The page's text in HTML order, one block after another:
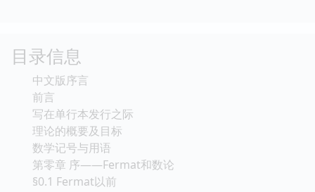
目录信息
中文版序言
前言
写在单行本发行之际
理论的概要及目标
数学记号与用语
第零章 序——Fermat和数论
§0.1 Fermat以前